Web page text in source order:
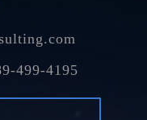
499-4195